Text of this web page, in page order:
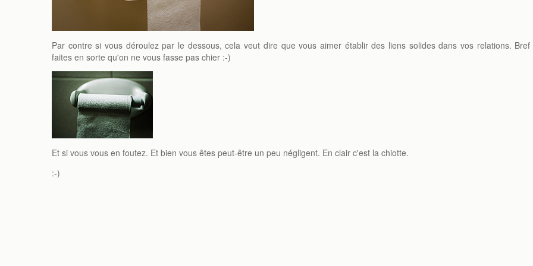
Par contre si vous déroulez par le dessous, cela veut dire que vous aimer établir des liens solides dans vos relations. Bref
faites en sorte qu'on ne vous fasse pas chier :-)
Et si vous vous en foutez. Et bien vous êtes peut-être un peu négligent. En clair c'est la chiotte.
:-)